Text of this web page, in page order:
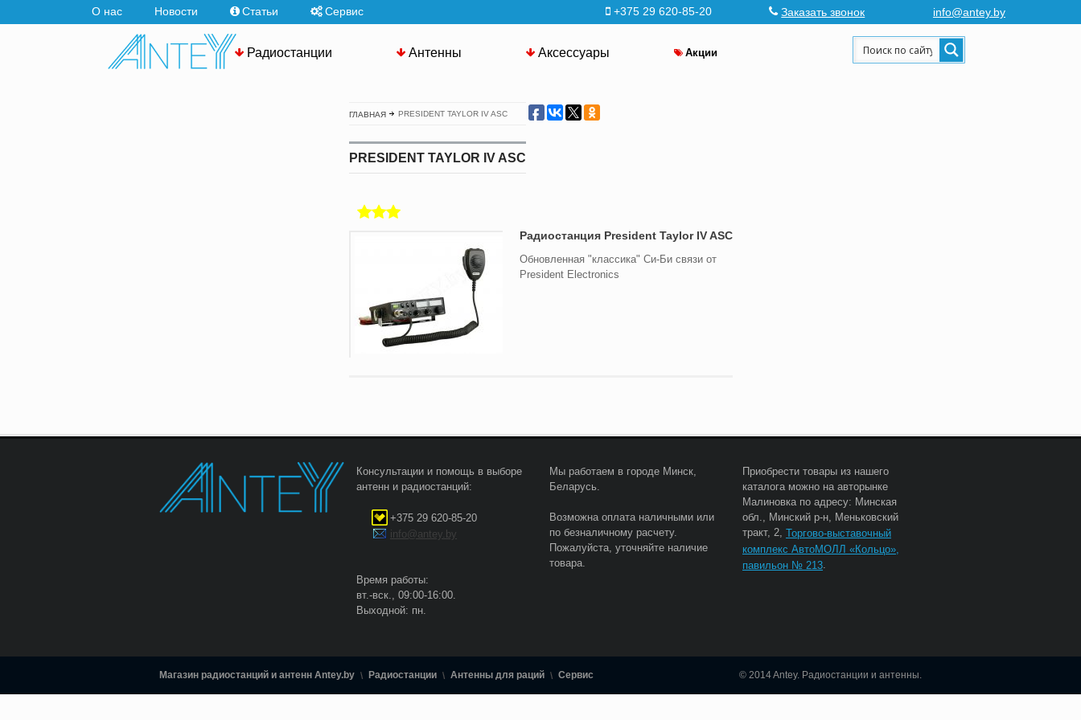
О нас Новости Статьи Сервис +375 29 620-85-20 Заказать звонок info@antey.by
Радиостанции Антенны Аксессуары Акции
ГЛАВНАЯ PRESIDENT TAYLOR IV ASC
PRESIDENT TAYLOR IV ASC
Радиостанция President Taylor IV ASC
Обновленная "классика" Си-Би связи от
President Electronics
Консультации и помощь в выборе
антенн и радиостанций:
+375 29 620-85-20
info@antey.by
Время работы:
вт.-вск., 09:00-16:00.
Выходной: пн.
Мы работаем в городе Минск,
Беларусь.
Возможна оплата наличными или
по безналичному расчету.
Пожалуйста, уточняйте наличие
товара.
Приобрести товары из нашего
каталога можно на авторынке
Малиновка по адресу: Минская
обл., Минский р-н, Меньковский
тракт, 2, Торгово-выставочный
комплекс АвтоМОЛЛ «Кольцо»,
павильон № 213
Магазин радиостанций и антенн Antey.by Радиостанции Антенны для раций Сервис © 2014 Antey. Радиостанции и антенны.